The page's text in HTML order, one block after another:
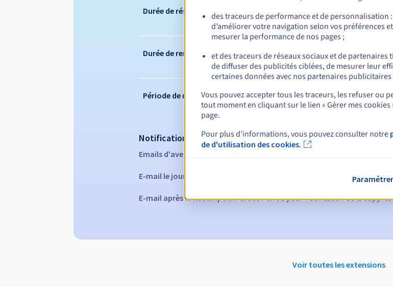
Durée de réservation
Durée de renouvellement
Période de rédemption
Notifications automatiques :
Emails d'avertissement :
E-mail le jour de l'expiration pour notification de la suspension du nom
E-mail après la Redemption Grace Periodpour notification de la
Voir toutes les extensions
des traceurs de performance et de personnalisation
d’améliorer votre navigation selon vos préférences
mesurer la performance de nos pages ;
et des traceurs de réseaux sociaux et de
de diffuser des publicités ciblées, de mesurer leur
certaines données avec nos partenaires publicitaires
Vous pouvez accepter tous les traceurs, les refuser ou
tout moment en cliquant sur le lien « Gérer mes cookies
page.
Pour plus d’informations, vous pouvez consulter notre
de d'utilisation des cookies.
Paramétrer